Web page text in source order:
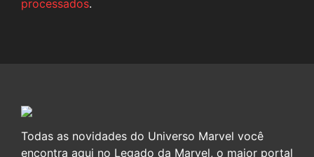
processados.
Todas as novidades do Universo Marvel você
encontra aqui no Legado da Marvel, o maior portal